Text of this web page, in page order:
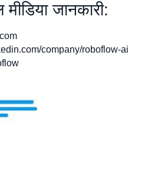
जानकारी:
company/roboflow-ai